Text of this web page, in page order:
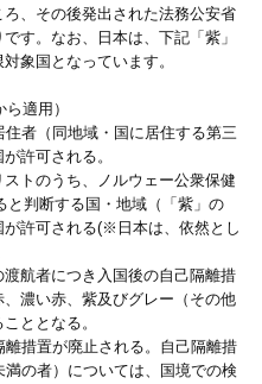
、その後発出された法務公安省
す。なお、日本は、下記「紫」
象国となっています。
適用）
住者（同地域・国に居住する第三
許可される。
ストのうち、ノルウェー公衆保健
と判断する国・地域（「紫」の
許可される(※日本は、依然とし
渡航者につき入国後の自己隔離措
濃い赤、紫及びグレー（その他
ととなる。
離措置が廃止される。自己隔離措
の者）については、国境での検